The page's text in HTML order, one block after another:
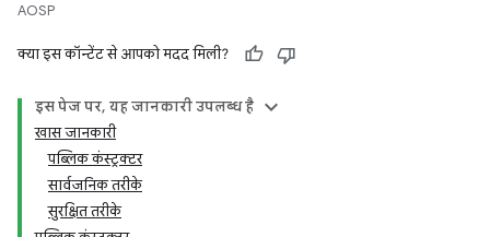
AOSP
क्या इस कॉन्टेंट से आपको मदद मिली?
इस पेज पर, यह जानकारी उपलब्ध है
खास जानकारी
पब्लिक कंस्ट्रक्टर
सार्वजनिक तरीके
सुरक्षित तरीके